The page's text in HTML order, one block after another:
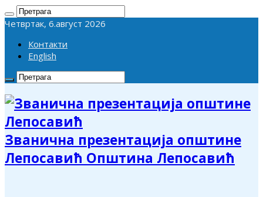
Четвртак, 6.август 2026
Контакти
English
Званична презентација општине
Лепосавић Општина Лепосавић